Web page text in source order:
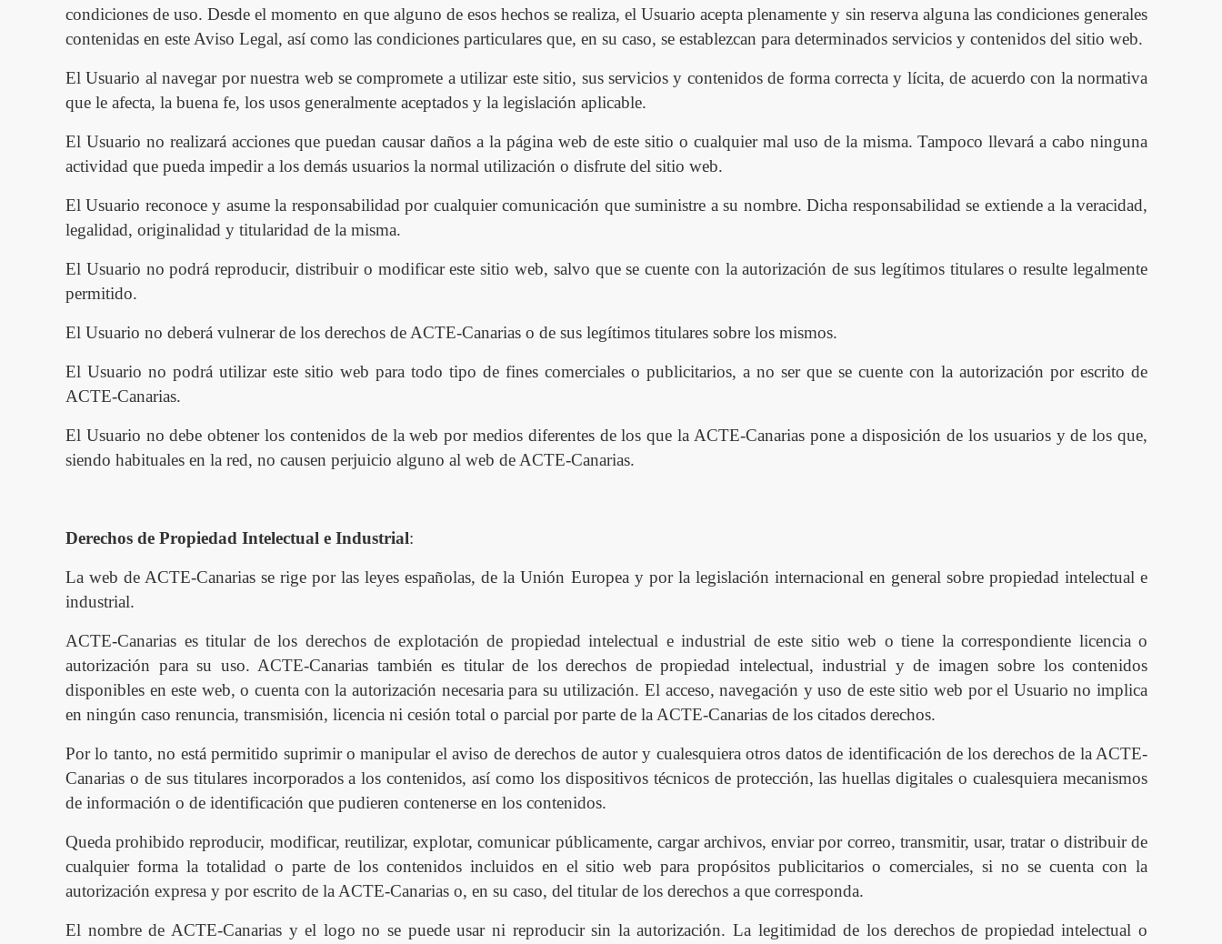
condiciones de uso. Desde el momento en que alguno de esos hechos se realiza, el Usuario acepta plenamente y sin reserva alguna las condiciones generales
contenidas en este Aviso Legal, así como las condiciones particulares que, en su caso, se establezcan para determinados servicios y contenidos del sitio web.
El Usuario al navegar por nuestra web se compromete a utilizar este sitio, sus servicios y contenidos de forma correcta y lícita, de acuerdo con la normativa
que le afecta, la buena fe, los usos generalmente aceptados y la legislación aplicable.
El Usuario no realizará acciones que puedan causar daños a la página web de este sitio o cualquier mal uso de la misma. Tampoco llevaráa cabo ninguna
actividad que pueda impedir a los demás usuarios la normal utilización o disfrute del sitio web.
El Usuario reconoce y asume la responsabilidad por cualquier comunicación que suministre a su nombre. Dicha responsabilidad se extiende a la veracidad,
legalidad, originalidad y titularidad de la misma.
El Usuario no podrá reproducir, distribuir o modificar este sitio web, salvo que se cuente con la autorización de sus legítimos titulares o resulte legalmente
permitido.
El Usuario no deberá vulnerar de los derechos de ACTE-Canarias o de sus legítimos titulares sobre los mismos.
El Usuario no podrá utilizar este sitio web para todo tipo de fines comerciales o publicitarios, a no ser que se cuente con la autorización por escrito de
ACTE-Canarias.
El Usuario no debe obtener los contenidos de la web por medios diferentes de los que la ACTE-Canarias pone a disposición de los usuarios y de los que,
siendo habituales en la red, no causen perjuicio alguno al web de ACTE-Canarias.
Derechos de Propiedad Intelectual e Industrial:
La web de ACTE-Canarias se rige por las leyes españolas, de la Unión Europea y por la legislación internacional en general sobre propiedad intelectual e
industrial.
ACTE-Canarias es titular de los derechos de explotación de propiedad intelectual e industrial de este sitio web o tiene la correspondiente licencia o
autorización para su uso. ACTE-Canarias también es titular de los derechos de propiedad intelectual, industrial y de imagen sobre los contenidos
disponibles en este web, o cuenta con la autorización necesaria para su utilización. El acceso, navegación y uso de este sitio web por el Usuario no implica
en ningún caso renuncia, transmisión, licencia ni cesión total o parcial por parte de la ACTE-Canarias de los citados derechos.
Por lo tanto, no estápermitido suprimiro manipular el aviso de derechos de autor y cualesquiera otros datos de identificación de los derechos de la ACTE-
Canarias o de sus titulares incorporados a los contenidos, asícomo los dispositivos técnicos de protección, las huellas digitales o cualesquiera mecanismos
de información o de identificación que pudieren contenerse en los contenidos.
Queda prohibido reproducir, modificar, reutilizar, explotar, comunicar públicamente, cargar archivos, enviar por correo, transmitir, usar, tratar o distribuir de
cualquier forma la totalidad o parte de los contenidos incluidos en el sitio web para propósitos publicitarios o comerciales, si no se cuenta con la
autorización expresa y por escrito de la ACTE-Canarias o, en su caso, del titular de los derechos a que corresponda.
El nombre de ACTE-Canarias y el logo no se puede usar ni reproducir sin la autorización. La legitimidad de los derechos de propiedad intelectual o